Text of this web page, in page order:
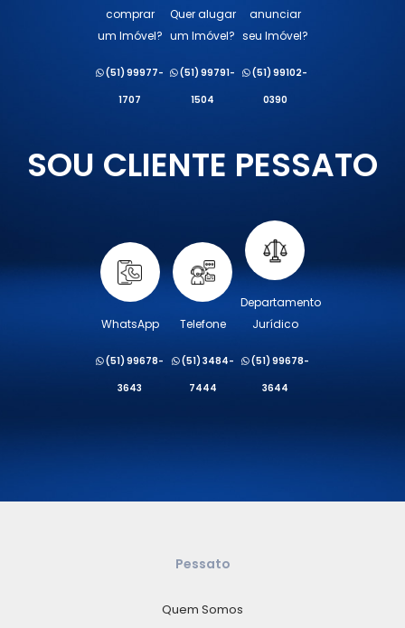
comprar
um Imóvel?
(51) 99977-
1707
Quer alugar
um Imóvel?
(51) 99791-
1504
anunciar
seu Imóvel?
(51) 99102-
0390
SOU CLIENTE PESSATO
WhatsApp
(51) 99678-
3643
Telefone
(51) 3484-
7444
Departamento
Jurídico
(51) 99678-
3644
Pessato
Quem Somos